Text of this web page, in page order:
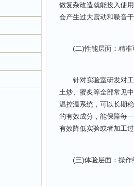
做复杂改造就能投入使
会产生过大震动和噪音
(二)性能层面：精准
针对实验室研发对工
土炒、蜜炙等全部常见
温控温系统，可以长期
的有效成分，能保障每
有效降低实验或者加工
(三)体验层面：操作